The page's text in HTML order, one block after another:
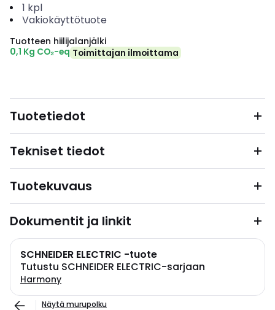
1 kpl
Vakiokäyttötuote
Tuotteen hiilijalanjälki
0,1 Kg CO₂-eq Toimittajan ilmoittama
Tuotetiedot
Tekniset tiedot
Tuotekuvaus
Dokumentit ja linkit
SCHNEIDER ELECTRIC -tuote
Tutustu SCHNEIDER ELECTRIC-sarjaan
Harmony
Näytä murupolku